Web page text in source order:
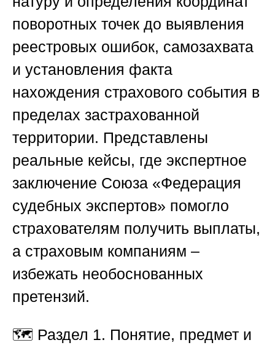
поворотных точек до выявления
реестровых ошибок, самозахвата
и установления факта
нахождения страхового события в
пределах застрахованной
территории. Представлены
реальные кейсы, где экспертное
заключение Союза «Федерация
судебных экспертов» помогло
страхователям получить выплаты,
а страховым компаниям –
избежать необоснованных
претензий.
🗺️ Раздел 1. Понятие, предмет и